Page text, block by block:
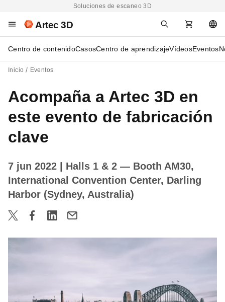
Soluciones de escaneo 3D
Artec 3D
Centro de contenidoCasosCentro de aprendizajeVídeosEventos
Inicio Eventos
Acompaña a Artec 3D en
este evento de fabricación
clave
7 jun 2022
| Halls 1 & 2 — Booth AM30,
International Convention Center, Darling
Harbor (Sydney, Australia)